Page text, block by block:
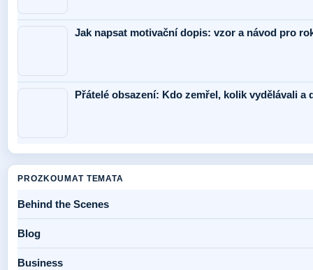
Jak napsat motivační dopis: vzor a návod pro
Přátelé obsazení: Kdo zemřel, kolik vydělávali a
PROZKOUMAT TEMATA
Behind the Scenes
Blog
Business